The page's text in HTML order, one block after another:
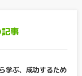
事
学ぶ、成功するため